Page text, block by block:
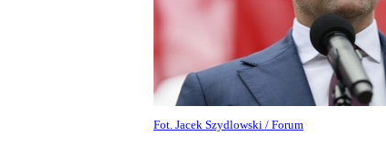
Fot. Jacek Szydlowski / Forum